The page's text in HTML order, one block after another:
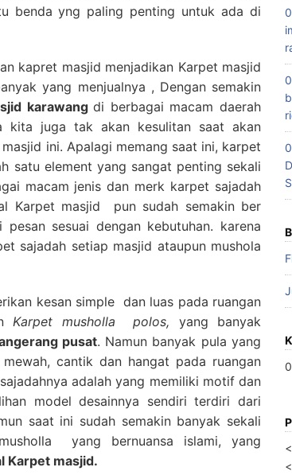
benda yng paling penting untuk ada di
kapret masjid menjadikan Karpet masjid
yang menjualnya , Dengan semakin
karawangdi berbagai macam daerah
kita juga tak akan kesulitan saat akan
ini. Apalagi memang saat ini, karpet
satu element yang sangat penting sekali
macam jenis dan merk karpet sajadah
Karpet masjid pun sudah semakin ber
sesuai dengan kebutuhan. karena
sajadah setiap masjid ataupun mushola
kesan simple dan luas pada ruangan
Karpet musholla polos, yang banyak
pusat. Namun banyak pula yang
cantik dan hangat pada ruangan
adalah yang memiliki motif dan
model desainnya sendiri terdiri dari
saat ini sudah semakin banyak sekali
yang bernuansa islami, yang
Karpet masjid.